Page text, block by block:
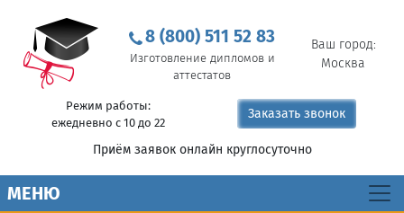
8 (800) 511 52 83
Изготовление дипломов и
аттестатов
Ваш город:
Москва
Режим работы:
ежедневно с 10 до 22
Заказать звонок
Приём заявок онлайн круглосуточно
MEНЮ